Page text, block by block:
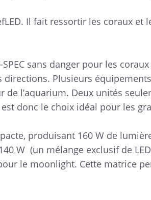
Il fait ressortir les coraux
SPEC sans danger pour les
Plusieurs
l’aquarium. Deux unités
donc le choix idéal pour les
produisant 160 W de
W (un mélange exclusif de
le moonlight. Cette matrice